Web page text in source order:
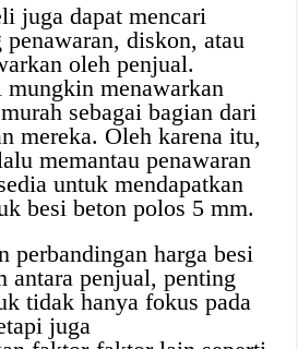
juga dapat mencari
diskon, atau
oleh penjual.
mungkin menawarkan
sebagai bagian dari
mereka. Oleh karena itu,
memantau penawaran
untuk mendapatkan
besi beton polos 5 mm.
perbandingan harga besi
antara penjual, penting
tidak hanya fokus pada
juga